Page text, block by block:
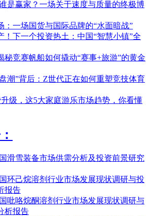
是赢家？一场关于速度与质量的终极博
：一场国货与国际品牌的“水面暗战”
！下一个投资热土：中国“智慧小镇”全
秘竞赛帆船如何撬动“赛事+旅游”的黄金
潮”背后：Z世代正在如何重塑竞技体育
级，这5大家庭游乐市场趋势，你看懂
滑雪装备市场供需分析及投资前景研究
环己烷溶剂行业市场发展现状调研与投
报告
吡咯烷酮溶剂行业市场发展现状调研与
析报告